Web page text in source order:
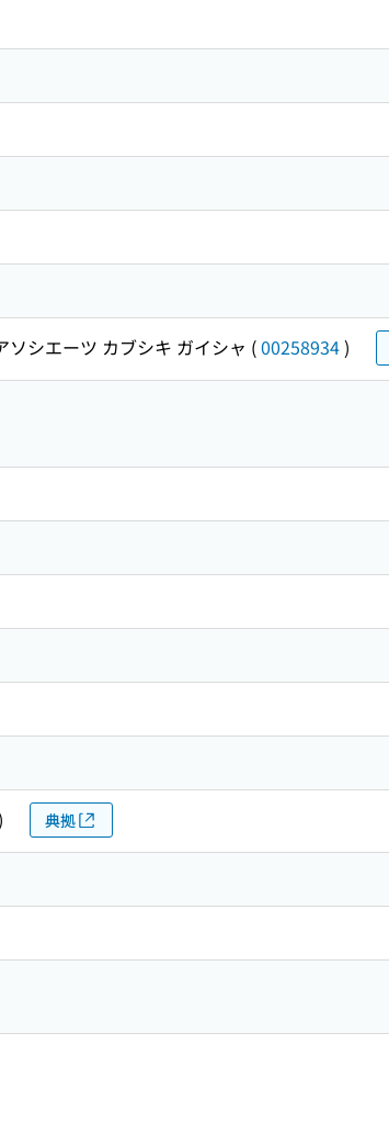
ソシエーツ カブシキ ガイシャ (00258934)
典拠